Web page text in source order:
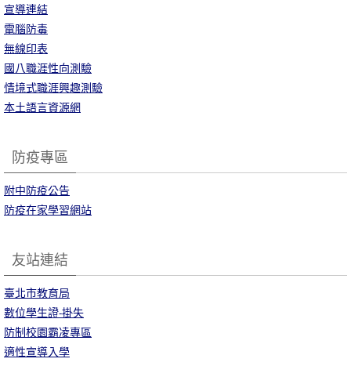
宣導連結
電腦防毒
無線印表
國八職涯性向測驗
情境式職涯興趣測驗
本土語言資源網
防疫專區
附中防疫公告
防疫在家學習網站
友站連結
臺北市教育局
數位學生證-掛失
防制校園霸凌專區
適性宣導入學